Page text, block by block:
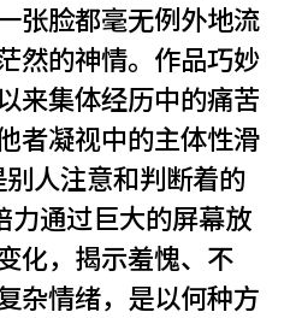
张脸都毫无例外地流
然的神情。作品巧妙
来集体经历中的痛苦
者凝视中的主体性滑
人注意和判断着的
力通过巨大的屏幕放
化，揭示羞愧、不
杂情绪，是以何种方